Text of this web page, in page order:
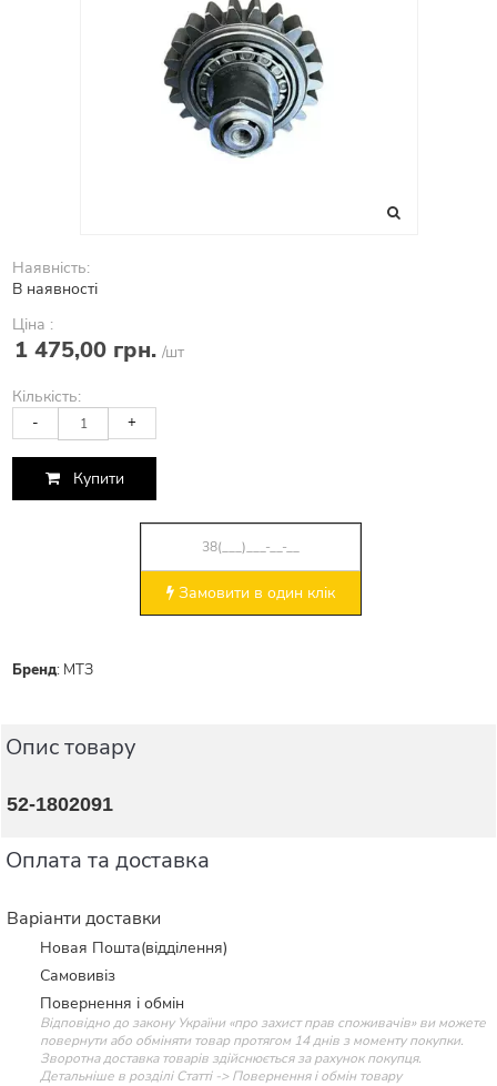
Наявність:
В наявності
Ціна :
1 475,00 грн. /шт
Кількість:
- +
Купити
Замовити в один клік
Бренд: МТЗ
Опис товару
52-1802091
Оплата та доставка
Варіанти доставки
Новая Пошта(відділення)
Самовивіз
Повернення і обмін
Відповідно до закону України «про захист прав споживачів» ви можете
повернути або обміняти товар протягом 14 днів з моменту покупки.
Зворотна доставка товарів здійснюється за рахунок покупця.
Детальніше в розділі Статті -> Повернення і обмін товару